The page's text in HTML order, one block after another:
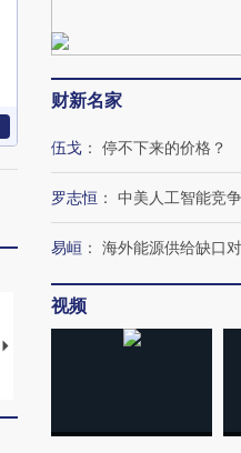
视线｜HYROX的吸金
马航飞行
财新名家
伍戈 ： 停不下来的价格？
罗志恒 ： 中美人工智能竞
易峘 ： 海外能源供给缺口
视频